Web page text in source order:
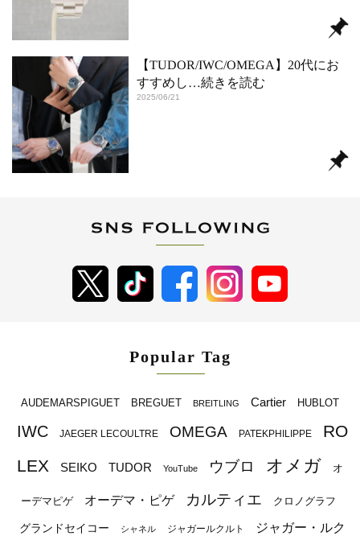
【TUDOR/IWC/OMEGA】20代にお
すすめし …続きを読む
2025/06/21
Popular Tag
AUDEMARSPIGUET BREGUET BREITLING Cartier HUBLOT
IWC JAEGER LECOULTRE OMEGA PATEKPHILIPPE
RO
LEX
SEIKO TUDOR YouTube ウブロ オメガ オ
ーデマピゲ オーデマ・ピゲ カルティエ クロノグラフ
グランドセイコー シャネル ジャガールクルト
ジャガー・ルク